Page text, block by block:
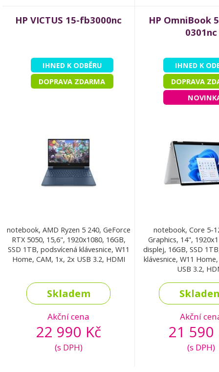
HP VICTUS 15-fb3000nc
IHNED K ODBĚRU
DOPRAVA ZDARMA
notebook, AMD Ryzen 5 240, GeForce
RTX 5050, 15,6", 1920x1080, 16GB,
SSD 1TB, podsvícená klávesnice, W11
Home, CAM, 1x, 2x USB 3.2, HDMI
Skladem
Akční cena
22 990 Kč
(s DPH)
HP OmniBook
0301nc
IHNED K
DOPRAVA
notebook, Core 5-
Graphics, 14",
displej, 16GB, SSD
klávesnice, W11
USB 3.2,
Akční
21 590
(s DPH)